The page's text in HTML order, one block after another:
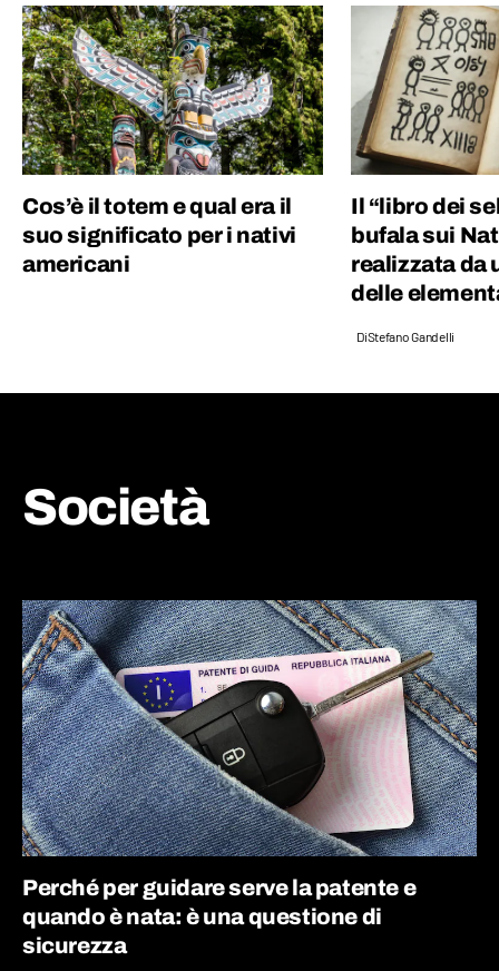
Cos’è il totem e qual era il
suo significato per i nativi
americani
Il “libro dei
bufala sui
realizzata da
delle
DiStefano Gandelli
Società
Perché per guidare serve la patente e
quando è nata: è una questione di
sicurezza